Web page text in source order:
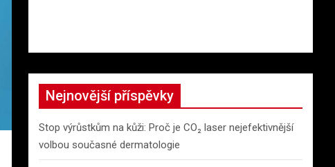
Nejnovější příspěvky
Stop výrůstkům na kůži: Proč je CO₂ laser nejefektivnější
volbou současné dermatologie